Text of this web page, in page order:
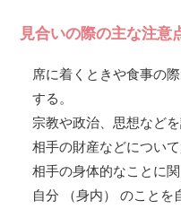
見合いの際の主な注意
席に着くときや食事の
する。
宗教や政治、思想など
相手の財産などについ
相手の身体的なことに
自分 （身内） のことを